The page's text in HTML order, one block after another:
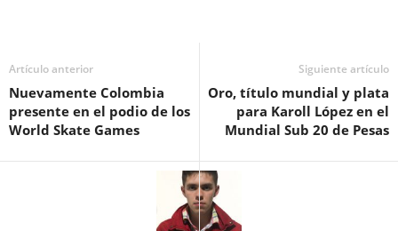
Artículo anterior
Nuevamente Colombia
presente en el podio de los
World Skate Games
Siguiente artículo
Oro, título mundial y plata
para Karoll López en el
Mundial Sub 20 de Pesas